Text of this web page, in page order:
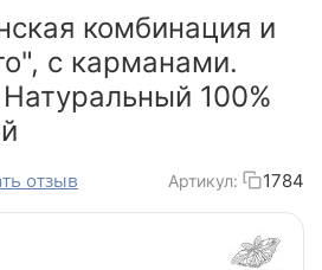
комбинация и
с карманами.
100%
отзыв Артикул: 1784